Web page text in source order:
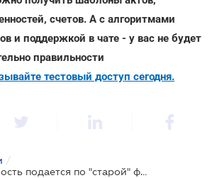
счетов. А с алгоритмами
и поддержкой в чате - у вас не будет
правильности
тестовый доступ сегодня.
/
ЕСВ: когда отчетность подается по "старой" форме